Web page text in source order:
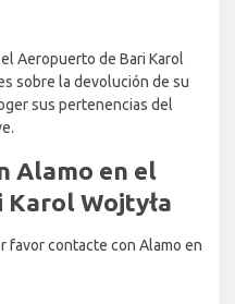
Aeropuerto de Bari Karol
sobre la devolución de su
sus pertenencias del
Alamo en el
Wojtyła
favor contacte con Alamo en